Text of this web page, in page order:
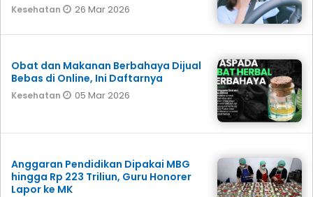
Kesehatan 26 Mar 2026
Obat dan Makanan Berbahaya Dijual
Bebas di Online, Ini Daftarnya
Kesehatan 05 Mar 2026
Anggaran Pendidikan Dipakai MBG
hingga Rp 223 Triliun, Guru Honorer
Lapor ke MK